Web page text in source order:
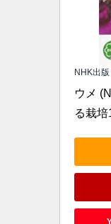
NHK出版
ウメ
る栽